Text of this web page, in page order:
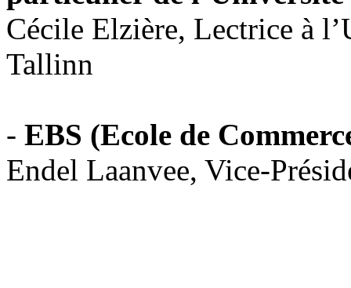
Cécile Elzière, Lectrice à
Tallinn
- EBS (Ecole de
Endel Laanvee, Vice-